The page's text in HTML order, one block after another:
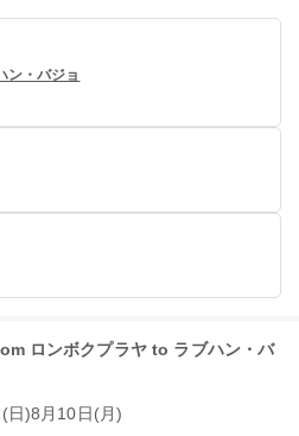
ン・バジョ
ロンボクプラヤ to ラブハン・バ
日)8月10日(月)